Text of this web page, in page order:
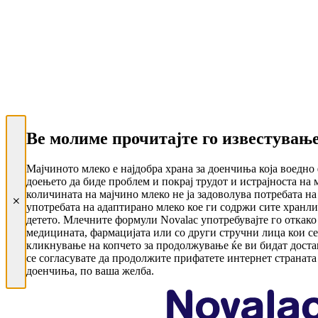
Ве молиме прочитајте го
Мајчиното млеко е најдобра храна за доенчиња која
доењето да биде проблем и покрај трудот и истрајноста
количината на мајчино млеко не ја задоволува потребата
употребата на адаптирано млеко кое ги содржи сите
детето. Млечните формули Novalac употребувајте го
медицината, фармацијата или со други стручни лица кои
кликнување на копчето за продолжување ќе ви бидат
се согласувате да продолжите прифатете интернет
доенчиња, по ваша желба.